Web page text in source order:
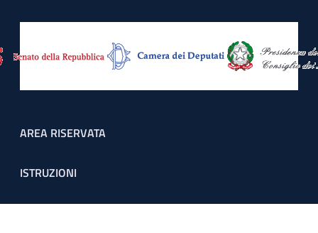
Footer menu
AREA RISERVATA
ISTRUZIONI